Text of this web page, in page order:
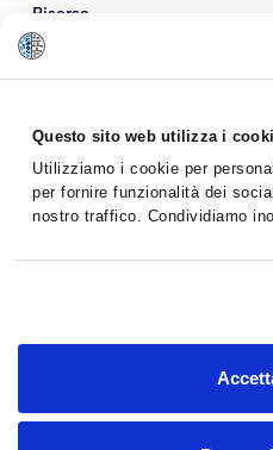
Questo sito web utilizza i
Utilizziamo i cookie per
per fornire funzionalità dei
nostro traffico. Condividiamo
analisi dei dati web, pubblicità
potrebbero combinarle con
Risorse
Informazioni su di noi